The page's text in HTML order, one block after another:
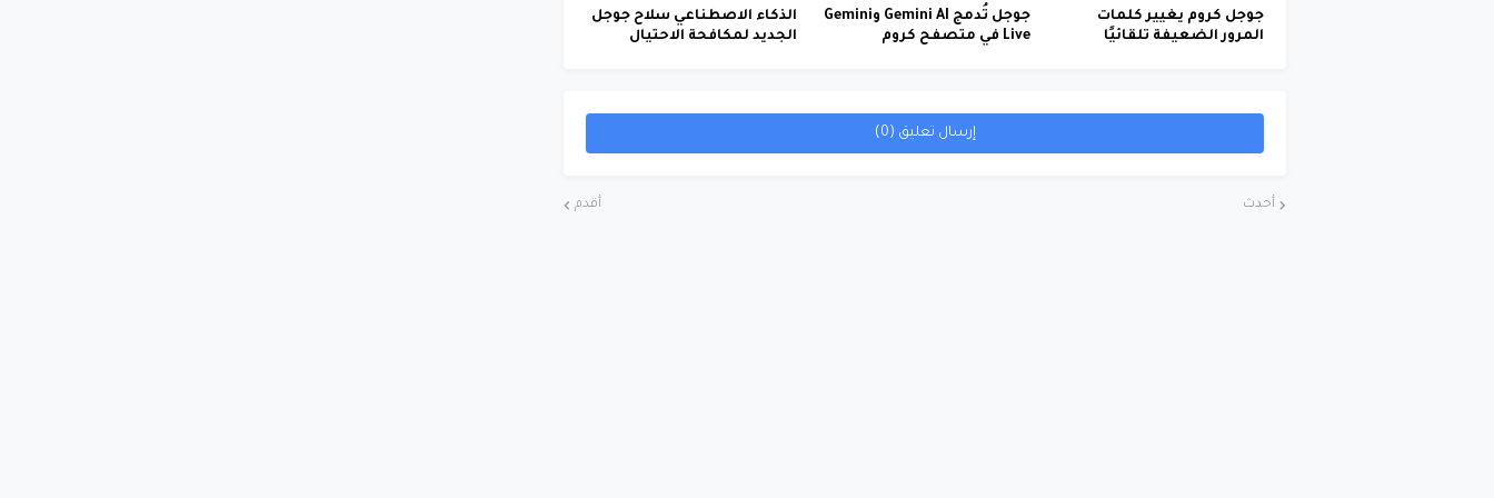
جوجل كروم يغيير كلمات
المرور الضعيفة تلقائيًا
جوجل تُدمج Gemini AI وGemini
Live في متصفح كروم
الذكاء الاصطناعي سلاح جوجل
الجديد لمكافحة الاحتيال
إرسال تعليق (0)
أحدث أقدم